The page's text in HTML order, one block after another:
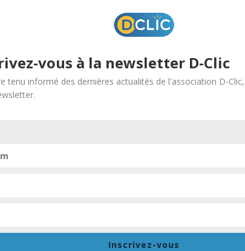
se sont réunis au Digital Village pour notre
avec Alsace Digitale. Un moment riche en
passionnants et leurs échanges stimulants :
chez Microsoft
vous à la newsletter D-Clic
tenu informé des dernières actualités de l'association D-
Inscrivez-vous